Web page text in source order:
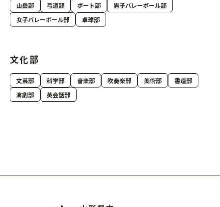
山岳部
弓道部 ボート部
男子バレーボール部
女子バレーボール部
卓球部
文化部
文芸部 科学部 音楽部 吹奏楽部 美術部
書道部
演劇部
英会話部